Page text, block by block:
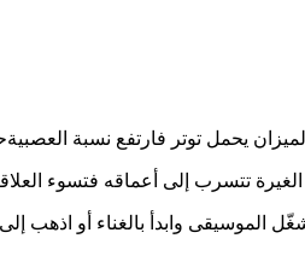
يحمل توتر فارتفع نسبة
تتسرب إلى أعماقه فتسوء
الموسيقى وابدأ بالغناء أو اذهب